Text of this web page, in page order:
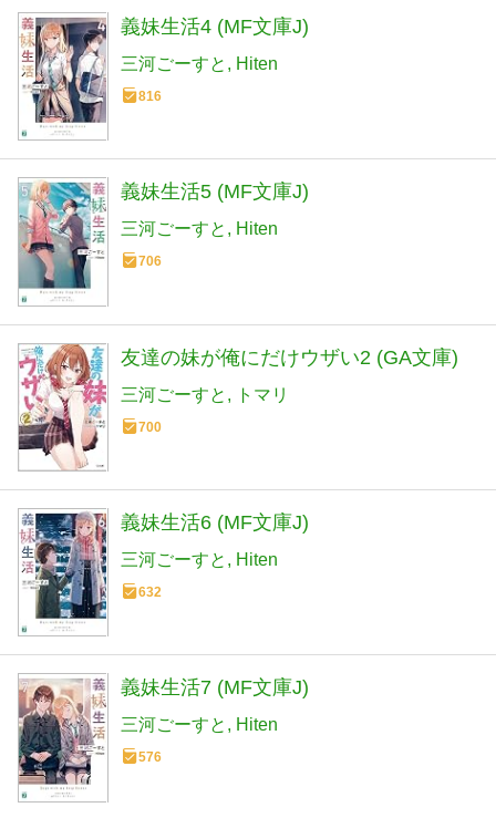
義妹生活4 (MF文庫J)
三河ごーすと Hiten
816
義妹生活5 (MF文庫J)
三河ごーすと Hiten
706
友達の妹が俺にだけウザい2 (GA文庫)
三河ごーすと トマリ
700
義妹生活6 (MF文庫J)
三河ごーすと Hiten
632
義妹生活7 (MF文庫J)
三河ごーすと Hiten
576